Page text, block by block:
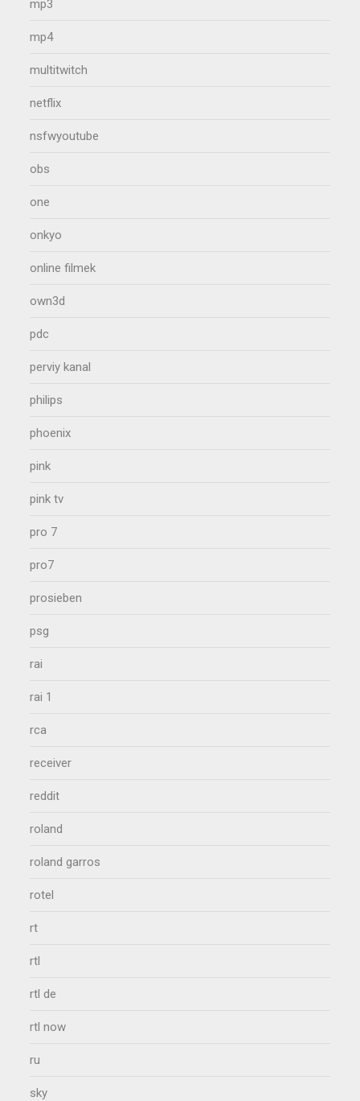
mp3
mp4
multitwitch
netflix
nsfwyoutube
obs
one
onkyo
online filmek
own3d
pdc
perviy kanal
philips
phoenix
pink
pink tv
pro 7
pro7
prosieben
psg
rai
rai 1
rca
receiver
reddit
roland
roland garros
rotel
rt
rtl
rtl de
rtl now
ru
sky